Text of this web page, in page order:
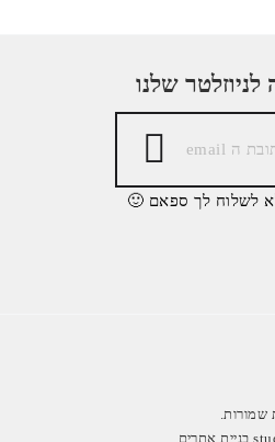
שלנו
לשלוח לך ספאם 🙂